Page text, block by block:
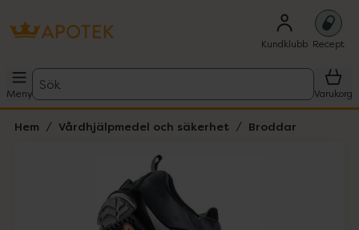
Kundklubb Recept
Meny
Sök
Varukorg
Hem Vårdhjälpmedel och säkerhet Broddar
Lista: . Innehåller 1 objekt.